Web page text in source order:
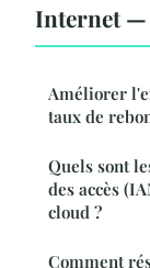
Internet —
Améliorer
taux de
Quels sont
des accès
cloud ?
Comment